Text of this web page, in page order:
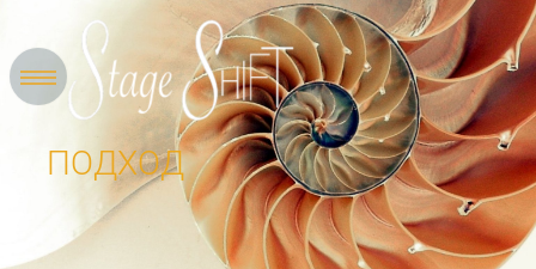
ПОДХОД